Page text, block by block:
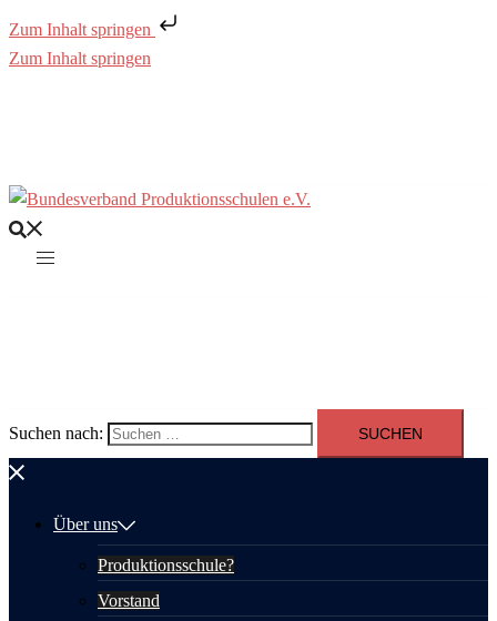
Zum Inhalt springen
Zum Inhalt springen
Suchen nach:
Über uns
Produktionsschule?
Vorstand